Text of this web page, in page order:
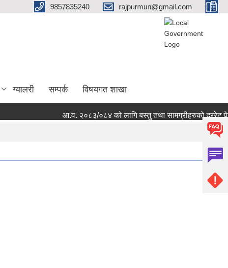
9857835240 rajpurmun@gmail.com
ग्यालरी सम्पर्क विषयगत शाखा
आ.व. २०८३/०८४ को लागि बस्तु तथा सामग्रीहरुको दररेट पेश